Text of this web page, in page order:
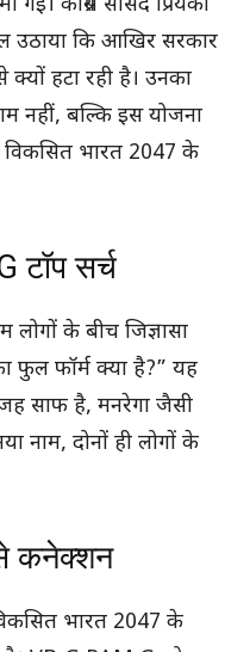
उठाया कि आखिर सरकार
क्यों हटा रही है। उनका
नहीं, बल्कि इस योजना
विकसित भारत 2047 के
टॉप सर्च
के बीच जिज्ञासा
फुल फॉर्म क्या है?” यह
साफ है, मनरेगा जैसी
नाम, दोनों ही लोगों के
कनेक्शन
भारत 2047 के